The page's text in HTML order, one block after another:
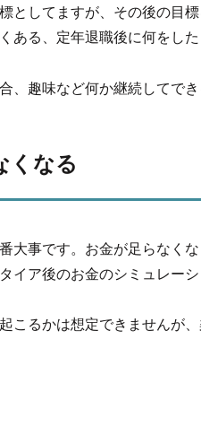
としてますが、その後の目
ある、定年退職後に何をし
、趣味など何か継続してで
くなる
大事です。お金が足らなく
イア後のお金のシミュレーシ
こるかは想定できませんが